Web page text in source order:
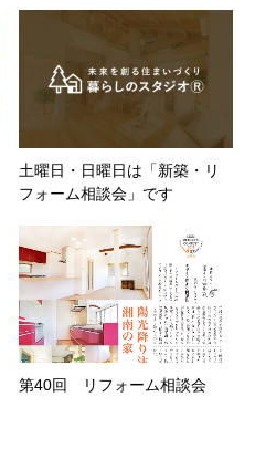
土曜日・日曜日は「新築・リ
フォーム相談会」です
第40回 リフォーム相談会